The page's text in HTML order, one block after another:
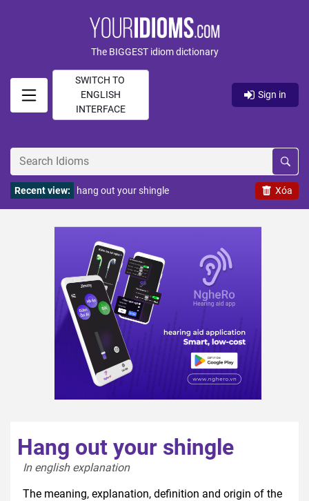
The BIGGEST idiom dictionary
SWITCH TO
ENGLISH
INTERFACE
Sign in
Xóa
Recent view: hang out your shingle
Hang out your shingle
In english explanation
The meaning, explanation, definition and origin of the